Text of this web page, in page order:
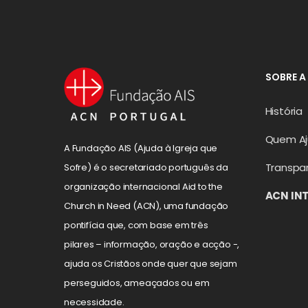
A Fundação AIS (Ajuda à Igreja que
Sofre) é o secretariado português da
organização internacional Aid to the
Church in Need (ACN), uma fundação
pontifícia que, com base em três
pilares – informação, oração e acção -,
ajuda os Cristãos onde quer que sejam
perseguidos, ameaçados ou em
necessidade.
SOBRE
História
Quem
ACN